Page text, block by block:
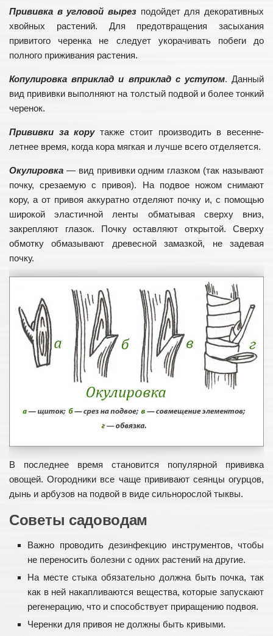
Прививка в угловой вырез подойдет для декоративных
хвойных растений. Для предотвращения засыхания
привитого черенка не следует укорачивать побеги до
полного приживания растения.
Копулировка вприклад и вприклад с уступом. Данный
вид прививки выполняют на толстый подвой и более тонкий
черенок.
Прививки за корутакже стоит производить в весенне-
летнее время, когда кора мягкая и лучше всего отделяется.
Окулировка — вид прививки одним глазком (так называют
почку, срезаемую с привоя). На подвое ножом снимают
кору, а от привоя аккуратно отделяют почку и, с помощью
широкой эластичной ленты обматывая сверху вниз,
закрепляют глазок. Почку оставляют открытой. Сверху
обмотку обмазывают древесной замазкой, не задевая
почку.
В последнее время становится популярной прививка
овощей. Огородники все чаще прививают сеянцы огурцов,
дынь и арбузов на подвой в виде сильнорослой тыквы.
Советы садоводам
Важно проводить дезинфекцию инструментов, чтобы
не переносить болезни с одних растений на другие.
На месте стыка обязательно должна быть почка, так
как в ней накапливаются вещества, которые запускают
регенерацию, что и способствует приращению подвоя.
Черенки для привоя не должны быть кривыми.